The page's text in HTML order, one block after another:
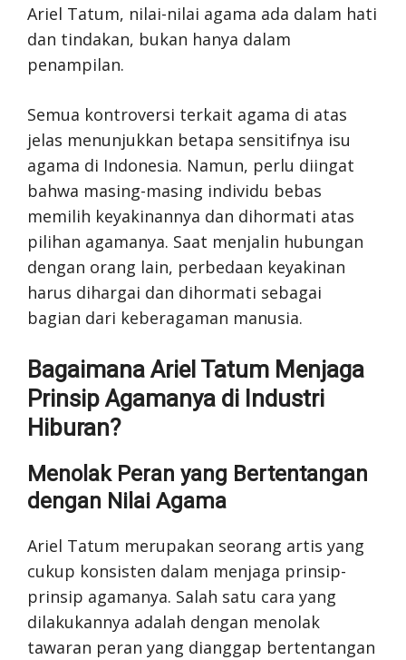
Ariel Tatum, nilai-nilai agama ada dalam hati
dan tindakan, bukan hanya dalam
penampilan.
Semua kontroversi terkait agama di atas
jelas menunjukkan betapa sensitifnya isu
agama di Indonesia. Namun, perlu diingat
bahwa masing-masing individu bebas
memilih keyakinannya dan dihormati atas
pilihan agamanya. Saat menjalin hubungan
dengan orang lain, perbedaan keyakinan
harus dihargai dan dihormati sebagai
bagian dari keberagaman manusia.
Bagaimana Ariel Tatum Menjaga
Prinsip Agamanya di Industri
Hiburan?
Menolak Peran yang Bertentangan
dengan Nilai Agama
Ariel Tatum merupakan seorang artis yang
cukup konsisten dalam menjaga prinsip-
prinsip agamanya. Salah satu cara yang
dilakukannya adalah dengan menolak
tawaran peran yang dianggap bertentangan